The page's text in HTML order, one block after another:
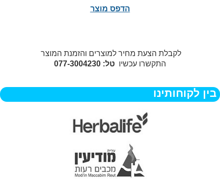
הדפס מוצר
לקבלת הצעת מחיר למוצרים והזמנת המוצר
התקשרו עכשיו טל: 077-3004230
בין לקוחותינו